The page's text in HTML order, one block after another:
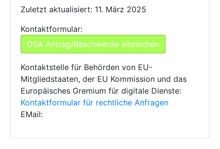
Zuletzt aktualisiert: 11. März 2025
Kontaktformular:
DSA Antrag/Beschwerde einreichen
Kontaktstelle für Behörden von EU-
Mitgliedstaaten, der EU Kommission und das
Europäisches Gremium für digitale Dienste:
Kontaktformular für rechtliche Anfragen
EMail: